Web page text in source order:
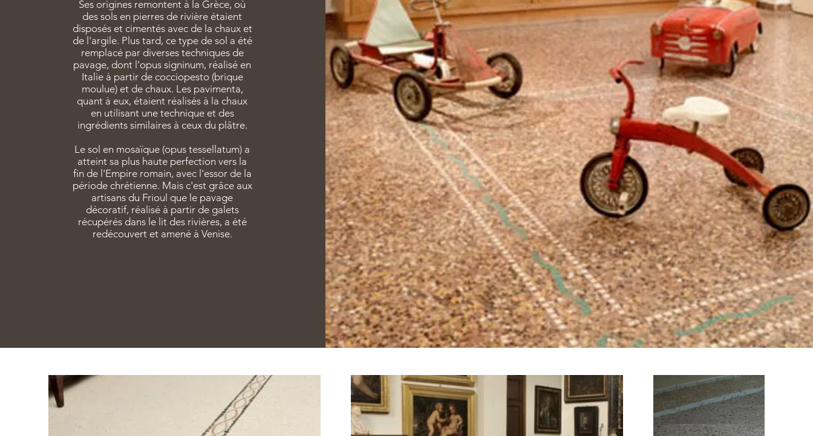
Ses origines remontent à la Grèce, où
des sols en pierres de rivière étaient
disposés et cimentés avec de la chaux et
de l'argile. Plus tard, ce type de sol a été
remplacé par diverses techniques de
pavage, dont l'opus signinum, réalisé en
Italie à partir de cocciopesto (brique
moulue) et de chaux. Les pavimenta,
quant à eux, étaient réalisés à la chaux
en utilisant une technique et des
ingrédients similaires à ceux du plâtre.
Le sol en mosaïque (opus tessellatum) a
atteint sa plus haute perfection vers la
fin de l'Empire romain, avec l'essor de la
période chrétienne. Mais c'est grâce aux
artisans du Frioul que le pavage
décoratif, réalisé à partir de galets
récupérés dans le lit des rivières, a été
redécouvert et amené à Venise.